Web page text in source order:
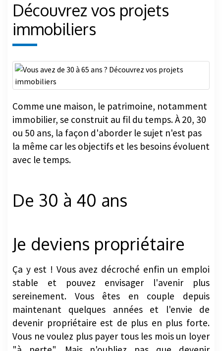
Découvrez vos projets
immobiliers
Comme une maison, le patrimoine, notamment
immobilier, se construit au fil du temps. À 20, 30
ou 50 ans, la façon d'aborder le sujet n'est pas
la même car les objectifs et les besoins évoluent
avec le temps.
Ça y est ! Vous avez décroché enfin un emploi
stable et pouvez envisager l'avenir plus
sereinement. Vous êtes en couple depuis
maintenant quelques années et l'envie de
devenir propriétaire est de plus en plus forte.
Vous ne voulez plus payer tous les mois un loyer
"à perte". Mais n'oubliez pas que devenir
propriétaire ne se fait pas d'un coup de